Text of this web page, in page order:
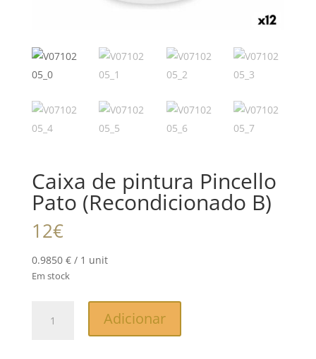
Caixa de pintura Pincello
Pato (Recondicionado B)
12€
0.9850 € / 1 unit
Em stock
Adicionar